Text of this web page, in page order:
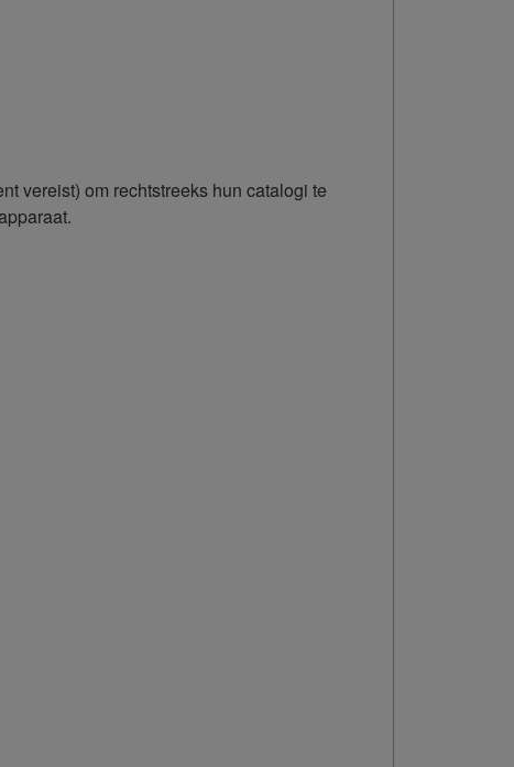
vereist) om rechtstreeks hun catalogi te